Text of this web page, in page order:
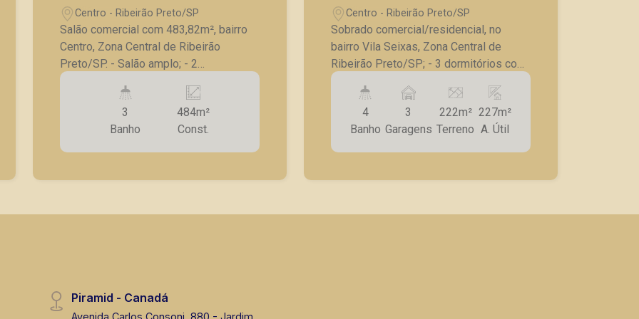
Centro - Ribeirão Preto/SP
Salão comercial com 483,82m², bairro
Centro, Zona Central de Ribeirão
Preto/SP. - Salão amplo; - 2
salas/repartições para escritório,
estoque ou atendimento; - 3 banheiros;
- Cozinha; - Escada de acesso ao
subsolo; - Subsolo com excelente
aproveitamento de espaço. A Piramid
clientes com agilidade e segurança, em
usados ou mesmo nos principais
3
Banho
484m²
Const.
Centro - Ribeirão Preto/SP
Sobrado comercial/residencial, no
bairro Vila Seixas, Zona Central de
Ribeirão Preto/SP; - 3 dormitórios com
armários; - 4 banheiros; - 5 salas com
divisórias; - Ventiladores de teto; -
Porta de blinde; - 3 vagas de
estacionamento para carros e motos. A
Piramid tem como objetivo atender
segurança, em locação, vendas de
nos principais lançamentos da cidade
4
Banho
3
Garagens
222m²
Terreno
227m²
A. Útil
Piramid - Canadá
Avenida Carlos Consoni, 880 - Jardim